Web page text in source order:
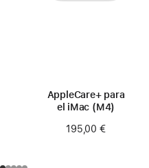
AppleCare+ para
el iMac (M4)
195,00 €